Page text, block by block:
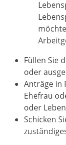
Füllen Sie
oder
Anträge in
Ehefrau
oder
Schicken